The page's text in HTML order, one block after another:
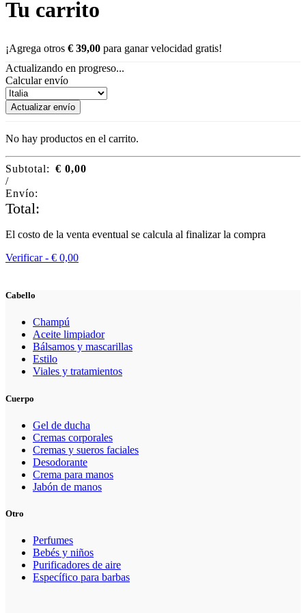
Tu carrito
¡Agrega otros € 39,00 para ganar velocidad gratis!
Actualizando en progreso...
Calcular envío
Actualizar envío
No hay productos en el carrito.
Subtotal: € 0,00
/
Envío:
Total:
El costo de la venta eventual se calcula al finalizar la compra
Verificar - € 0,00
Cabello
Champú
Aceite limpiador
Bálsamos y mascarillas
Estilo
Viales y tratamientos
Cuerpo
Gel de ducha
Cremas corporales
Cremas y sueros faciales
Desodorante
Crema para manos
Jabón de manos
Otro
Perfumes
Bebés y niños
Purificadores de aire
Específico para barbas